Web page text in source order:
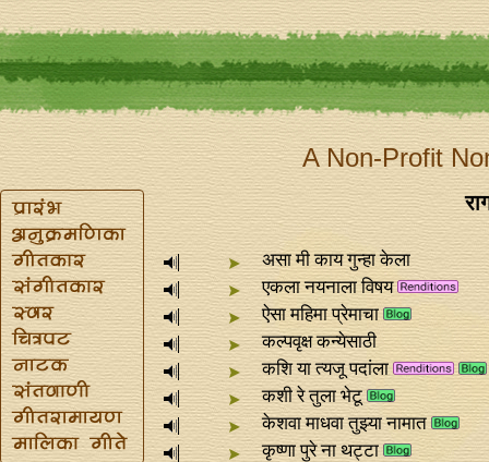
A Non-Profit
असा मी काय गुन्हा केला
एकला नयनाला विषय
ऐसा महिमा प्रेमाचा
कल्पवृक्ष कन्येसाठी
कशि या त्यजू पदांला
कशी रे तुला भेटू
केशवा माधवा तुझ्या नामात
कृष्णा पुरे ना थट्टा